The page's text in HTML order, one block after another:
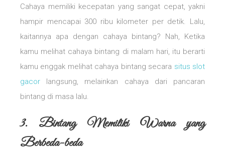
Cahaya memiliki kecepatan yang sangat cepat, yakni
hampir mencapai 300 ribu kilometer per detik. Lalu,
kaitannya apa dengan cahaya bintang? Nah, Ketika
kamu melihat cahaya bintang di malam hari, itu berarti
kamu enggak melihat cahaya bintang secara situs slot
gacor langsung, melainkan cahaya dari pancaran
bintang di masa lalu.
3. Bintang Memiliki Warna yang
Berbeda-beda